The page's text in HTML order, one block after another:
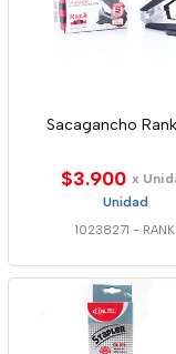
Sacagancho Rank
$3.900 x
Unidad
10238271 - RANK